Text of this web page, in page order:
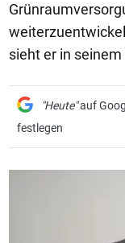
sieht er in seinem
"Heute"auf
festlegen